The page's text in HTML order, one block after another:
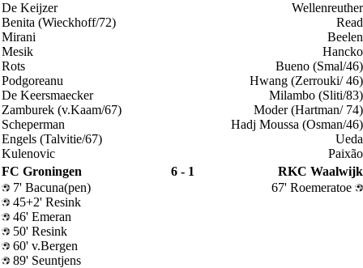
De Keijzer
Benita (Wieckhoff/72)
Mirani
Mesik
Rots
Podgoreanu
De Keersmaecker
Zamburek (v.Kaam/67)
Scheperman
Engels (Talvitie/67)
Kulenovic
Wellenreuther
Read
Beelen
Hancko
Bueno (Smal/46)
Hwang (Zerrouki/ 46)
Milambo (Sliti/83)
Moder (Hartman/ 74)
Hadj Moussa (Osman/46)
Ueda
Paixão
FC Groningen
6 - 1
RKC Waalwijk
7' Bacuna(pen)
45+2' Resink
46' Emeran
50' Resink
60' v.Bergen
89' Seuntjens
67' Roemeratoe